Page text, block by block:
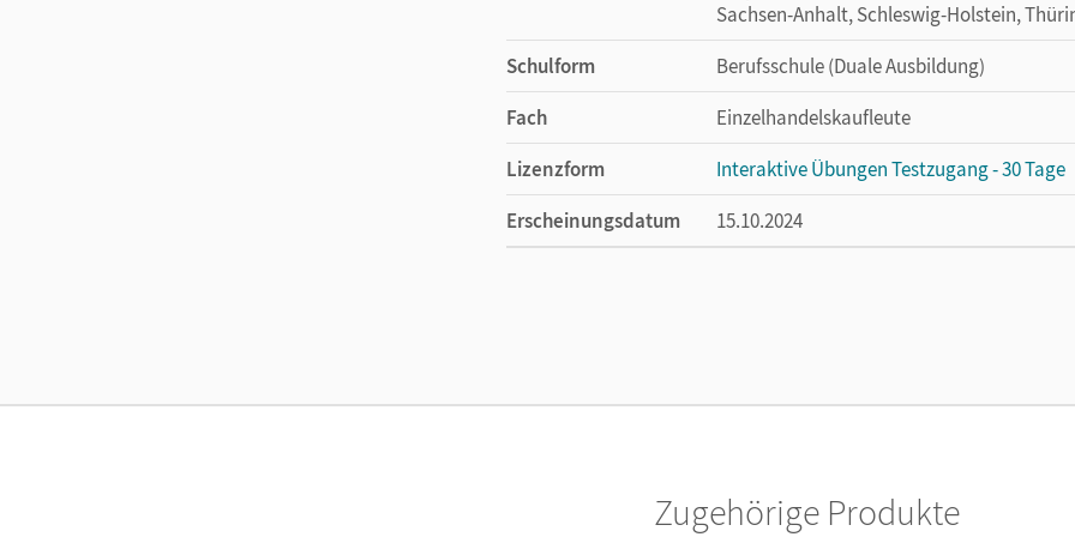
Sachsen-Anhalt, Schleswig-Holstein,
Schulform
Berufsschule (Duale Ausbildung)
Fach
Einzelhandelskaufleute
Lizenzform
Interaktive Übungen Testzugang - 30 Tage
Erscheinungsdatum
15.10.2024
Zugehörige Produkte